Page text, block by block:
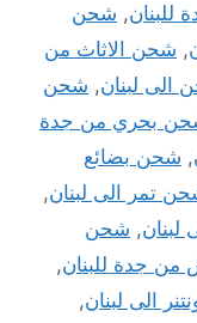
, شحن
, شحن الاثاث من
الى لبنان, شحن
بحري من جدة
, شحن بضائع
تمر الى لبنان,
, شحن
جدة للبنان,
الى لبنان,